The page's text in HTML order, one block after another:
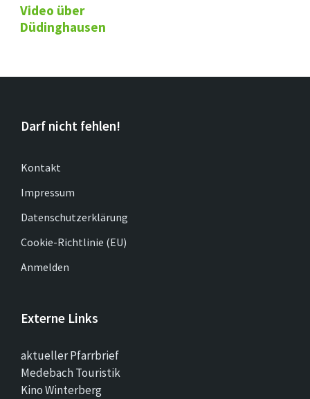
Video über
Düdinghausen
Darf nicht fehlen!
Kontakt
Impressum
Datenschutzerklärung
Cookie-Richtlinie (EU)
Anmelden
Externe Links
aktueller Pfarrbrief
Medebach Touristik
Kino Winterberg